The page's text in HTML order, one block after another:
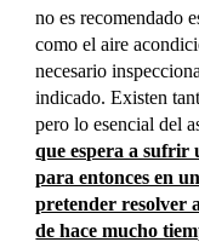
no es recomendado
como el aire
necesario
indicado. Existen
pero lo esencial del
que espera a sufrir
para entonces en
pretender resolver
de hace mucho